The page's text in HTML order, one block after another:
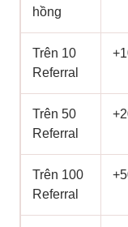
hồng
Trên 10
Referral
Trên 50
Referral
Trên 100
Referral